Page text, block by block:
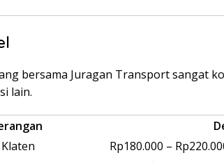
bersama Juragan Transport sangat
lain.
Rp180.000 –